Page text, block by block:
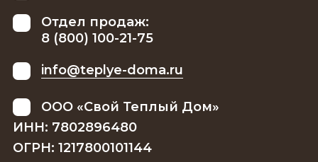
Отдел продаж:
8 (800) 100-21-75
info@teplye-doma.ru
ООО «Свой Теплый Дом»
ИНН: 7802896480
ОГРН: 1217800101144